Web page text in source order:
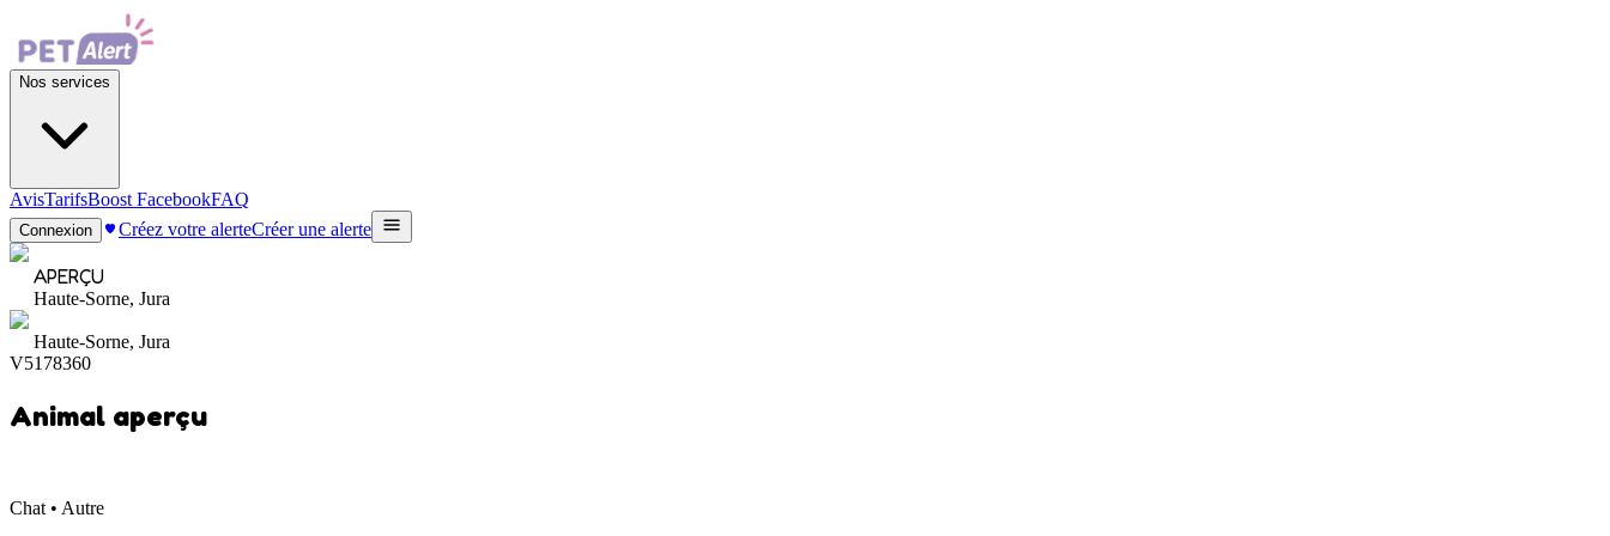
Nos services
AvisTarifsBoost FacebookFAQ
Connexion Créez votre alerteCréer une alerte
APERÇU
Haute-Sorne, Jura
Haute-Sorne, Jura
V5178360
Animal aperçu
Chat • Autre